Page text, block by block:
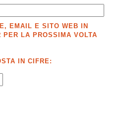
EMAIL E SITO WEB IN
PER LA PROSSIMA VOLTA
IN CIFRE: